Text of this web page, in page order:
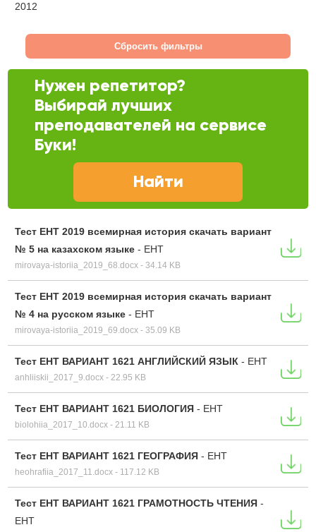
2012
Сбросить фильтры
Нужен репетитор?
Выбирай лучших
преподавателей на сервисе
Буки!
Найти
Тест ЕНТ 2019 всемирная история скачать вариант
№ 5 на казахском языке - ЕНТ
mirovaya-istoriia_2019_68.docx - 34.14 KB
Тест ЕНТ 2019 всемирная история скачать вариант
№ 4 на русском языке - ЕНТ
mirovaya-istoriia_2019_69.docx - 35.09 KB
Тест ЕНТ ВАРИАНТ 1621 АНГЛИЙСКИЙ ЯЗЫК - ЕНТ
anhliiskii_2017_9.docx - 22.95 KB
Тест ЕНТ ВАРИАНТ 1621 БИОЛОГИЯ - ЕНТ
biolohiia_2017_10.docx - 21.11 KB
Тест ЕНТ ВАРИАНТ 1621 ГЕОГРАФИЯ - ЕНТ
heohrafiia_2017_11.docx - 117.12 KB
Тест ЕНТ ВАРИАНТ 1621 ГРАМОТНОСТЬ ЧТЕНИЯ -
ЕНТ